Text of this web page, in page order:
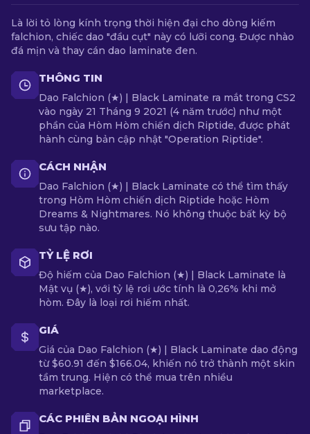
Là lời tỏ lòng kính trọng thời hiện đại cho dòng kiếm
falchion, chiếc dao "đầu cụt" này có lưỡi cong. Được nhào
đá mịn và thay cán dao laminate đen.
THÔNG TIN
Dao Falchion (★) | Black Laminate ra mắt trong CS2
vào ngày 21 Tháng 9 2021 (4 năm trước) như một
phần của Hòm Hòm chiến dịch Riptide, được phát
hành cùng bản cập nhật "Operation Riptide".
CÁCH NHẬN
Dao Falchion (★) | Black Laminate có thể tìm thấy
trong Hòm Hòm chiến dịch Riptide hoặc Hòm
Dreams & Nightmares. Nó không thuộc bất kỳ bộ
sưu tập nào.
TỶ LỆ RƠI
Độ hiếm của Dao Falchion (★) | Black Laminate là
Mật vụ (★), với tỷ lệ rơi ước tính là 0,26% khi mở
hòm. Đây là loại rơi hiếm nhất.
GIÁ
Giá của Dao Falchion (★) | Black Laminate dao động
từ $60.91 đến $166.04, khiến nó trở thành một skin
tầm trung. Hiện có thể mua trên nhiều
marketplace.
CÁC PHIÊN BẢN NGOẠI HÌNH